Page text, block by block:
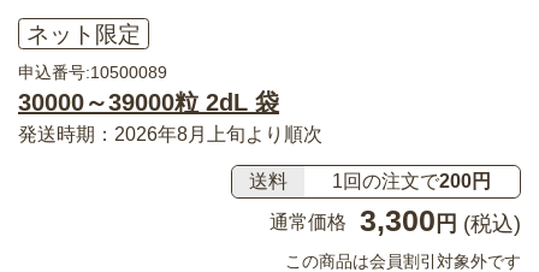
ネット限定
申込番号:10500089
30000～39000粒 2dL 袋
発送時期：2026年8月上旬より順次
送料 1回の注文で200円
通常価格
3,300 円 (税込)
この商品は会員割引対象外です